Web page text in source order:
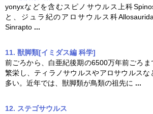
yonyxなどを含むスピノサウルス上科
と、ジュラ紀のアロサウルス 科
Sinrapto ...
11. 獣脚類[イミダス編 科学]
前ごろから、白亜紀後期の6500万年前ごろ
繁栄し、ティラノサウルスやアロサウルスな
多い。近年では、獣脚類が鳥類の祖先に ...
12. ステゴサウルス